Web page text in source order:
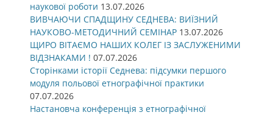
наукової роботи 13.07.2026
ВИВЧАЮЧИ СПАДЩИНУ СЕДНЕВА: ВИЇЗНИЙ
НАУКОВО-МЕТОДИЧНИЙ СЕМІНАР 13.07.2026
ЩИРО ВІТАЄМО НАШИХ КОЛЕГ ІЗ ЗАСЛУЖЕНИМИ
ВІДЗНАКАМИ ! 07.07.2026
Сторінками історії Седнева: підсумки першого
модуля польової етнографічної практики
07.07.2026
Настановча конференція з етнографічної